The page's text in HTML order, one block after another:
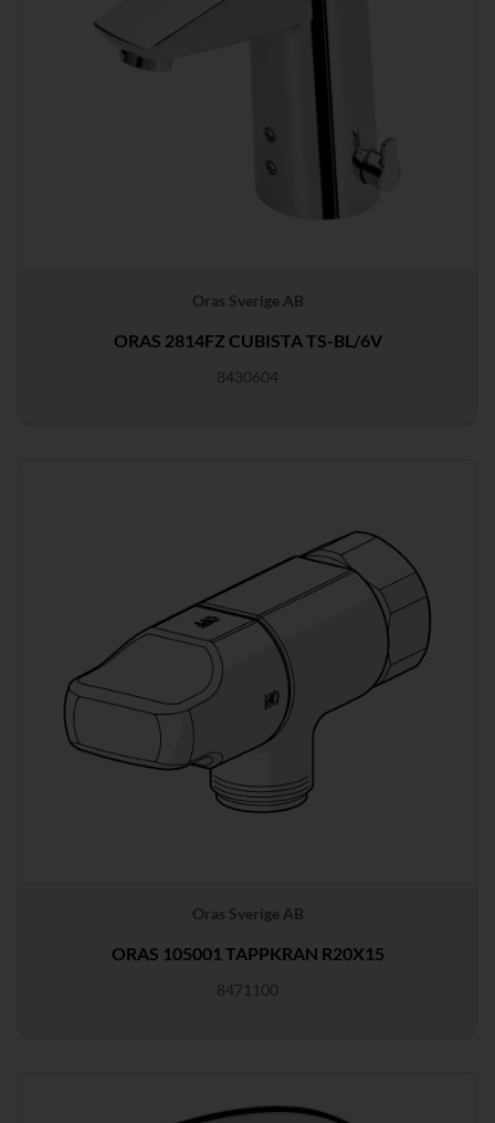
Oras Sverige AB
ORAS 2814FZ CUBISTA TS-BL/6V
8430604
Oras Sverige AB
ORAS 105001 TAPPKRAN R20X15
8471100